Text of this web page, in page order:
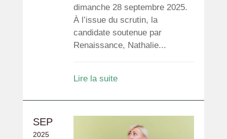
dimanche 28 septembre 2025.
À l’issue du scrutin, la
candidate soutenue par
Renaissance, Nathalie...
Lire la suite
SEP
2025